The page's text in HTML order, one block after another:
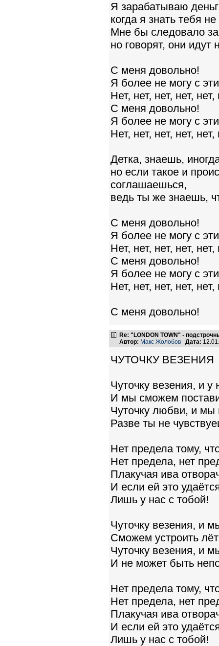
Я зарабатываю
когда я знать тебя
Мне бы следовало
но говорят, они
С меня довольно!
Я более не могу с
Нет, нет, нет, нет, нет,
С меня довольно!
Я более не могу с
Нет, нет, нет, нет, нет,
Детка, знаешь,
но если такое и
соглашаешься,
ведь ты же знаешь,
С меня довольно!
Я более не могу с
Нет, нет, нет, нет, нет,
С меня довольно!
Я более не могу с
Нет, нет, нет, нет, нет,
С меня довольно!
Re: "LONDON TOWN" -
Автор: Макс Жолобов Дата:
ЧУТОЧКУ ВЕЗЕНИЯ
Чуточку везения, и у
И мы сможем
Чуточку любви, и мы
Разве ты не
Нет предела тому,
Нет предела, нет
Плакучая ива
И если ей это
Лишь у нас с тобой!
Чуточку везения, и
Сможем устроить
Чуточку везения, и
И не может быть
Нет предела тому,
Нет предела, нет
Плакучая ива
И если ей это
Лишь у нас с тобой!